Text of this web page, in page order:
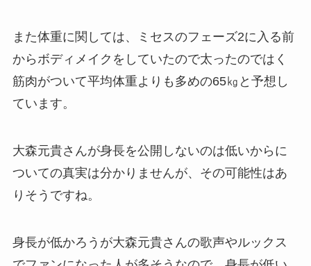
また体重に関しては、ミセスのフェーズ2に入る前
からボディメイクをしていたので太ったのではく
筋肉がついて平均体重よりも多めの65㎏ と予想し
ています。
大森元貴さんが身長を公開しないのは低いからに
ついての真実は分かりませんが、その可能性はあ
りそうですね。
身長が低かろうが大森元貴さんの歌声やルックス